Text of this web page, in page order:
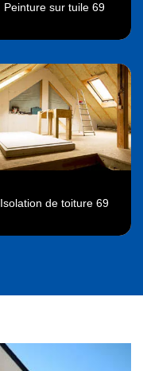
Peinture sur tuile 69
Isolation de toiture 69